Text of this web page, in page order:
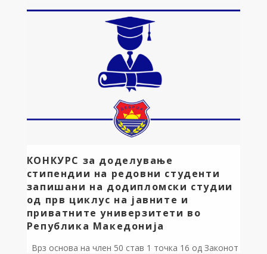
годинешниот базар. Купувајќи детски ракотворби,
ја поддржуваме нивната креативност и
оригиналност, но и им даваме поттик […]
КОНКУРС за доделување
стипендии на редовни студенти
запишани на додипломски студии
од прв циклус на јавните и
приватните универзитети во
Република Македонија
Врз основа на член 50 став 1 точка 16 од Законот